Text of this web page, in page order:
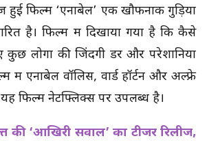
हुई फिल्म ‘एनाबेल’ एक खौफनाक गुड़िया
है। फिल्म में दिखाया गया है कि कैसे
कुछ लोगों की जिंदगी डर और परेशानियों
में एनाबेल वॉलिस, वार्ड हॉर्टन और अल्फ्रे
फिल्म नेटफ्लिक्स पर उपलब्ध है।
की ‘आखिरी सवाल’ का टीजर रिलीज,